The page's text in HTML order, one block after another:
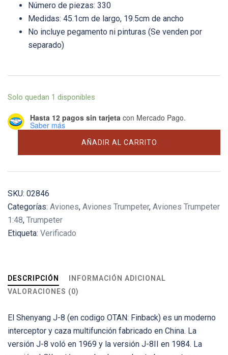
Número de piezas: 330
Medidas: 45.1cm de largo, 19.5cm de ancho
No incluye pegamento ni pinturas (Se venden por
separado)
Solo quedan 1 disponibles
Hasta 12 pagos sin tarjeta con Mercado Pago.
Saber más
Finback
cantidad
AÑADIR AL CARRITO
SKU: 02846
Categorías: Aviones, Aviones Trumpeter, Aviones Trumpeter
1:48, Trumpeter
Etiqueta: Verificado
DESCRIPCIÓN
INFORMACIÓN ADICIONAL
VALORACIONES (0)
El Shenyang J-8 (en codigo OTAN: Finback) es un moderno
interceptor y caza multifunción fabricado en China. La
versión J-8 voló en 1969 y la versión J-8II en 1984. La